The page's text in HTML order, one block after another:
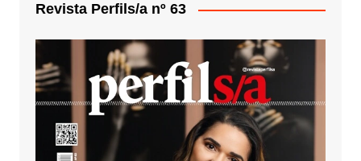
Revista Perfils/a nº 63